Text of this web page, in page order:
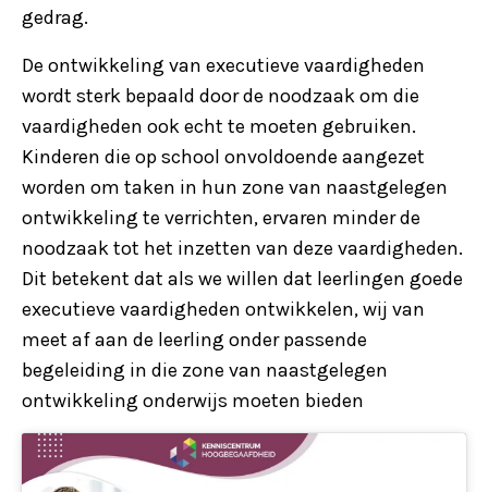
gedrag.
De ontwikkeling van executieve vaardigheden
wordt sterk bepaald door de noodzaak om die
vaardigheden ook echt te moeten gebruiken.
Kinderen die op school onvoldoende aangezet
worden om taken in hun zone van naastgelegen
ontwikkeling te verrichten, ervaren minder de
noodzaak tot het inzetten van deze vaardigheden.
Dit betekent dat als we willen dat leerlingen goede
executieve vaardigheden ontwikkelen, wij van
meet af aan de leerling onder passende
begeleiding in die zone van naastgelegen
ontwikkeling onderwijs moeten bieden